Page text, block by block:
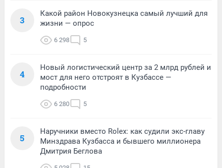
3
Какой район Новокузнецка самый лучший для
жизни — опрос
6 298 5
4
Новый логистический центр за 2 млрд рублей и
мост для него отстроят в Кузбассе —
подробности
6 280 5
5
Наручники вместо Rolex: как судили экс-главу
Минздрава Кузбасса и бывшего миллионера
Дмитрия Беглова